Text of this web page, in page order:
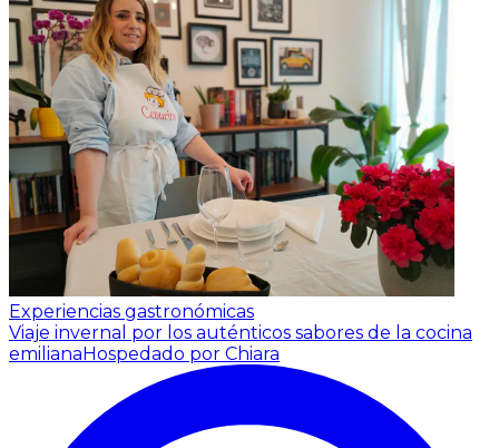
Experiencias gastronómicas
Viaje invernal por los auténticos sabores de la cocina
emiliana Hospedado por Chiara